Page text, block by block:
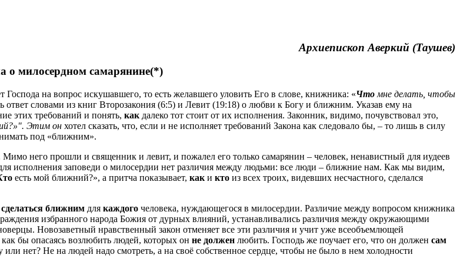
Архиепископ Аверкий (Таушев)
о милосердном самарянине(*)
на вопрос искушавшего, то есть желавшего уловить Его в слове, книжника: «Что мне делать, чтобы
ответ словами из книг Второзакония (6:5) и Левит (19:18) о любви к Богу и ближним. Указав ему на
этих требований и понять, как далеко тот стоит от их исполнения. Законник, видимо, почувствовал это,
Этим он хотел сказать, что, если и не исполняет требований Закона как следовало бы, – то лишь в силу
под «ближним».
него прошли и священник и левит, и пожалел его только самарянин – человек, ненавистный для иудеев
исполнения заповеди о милосердии нет различия между людьми: все люди – ближние нам. Как мы видим,
есть мой ближний?», а притча показывает, как и кто из всех троих, видевших несчастного, сделался
ближним для каждого человека, нуждающегося в милосердии. Различие между вопросом книжника
избранного народа Божия от дурных влияний, устанавливались различия между окружающими
Новозаветный нравственный закон отменяет все эти различия и учит уже всеобъемлющей
бы опасаясь возлюбить людей, которых он не должен любить. Господь же поучает его, что он должен сам
нет? Не на людей надо смотреть, а на своё собственное сердце, чтобы не было в нем холодности